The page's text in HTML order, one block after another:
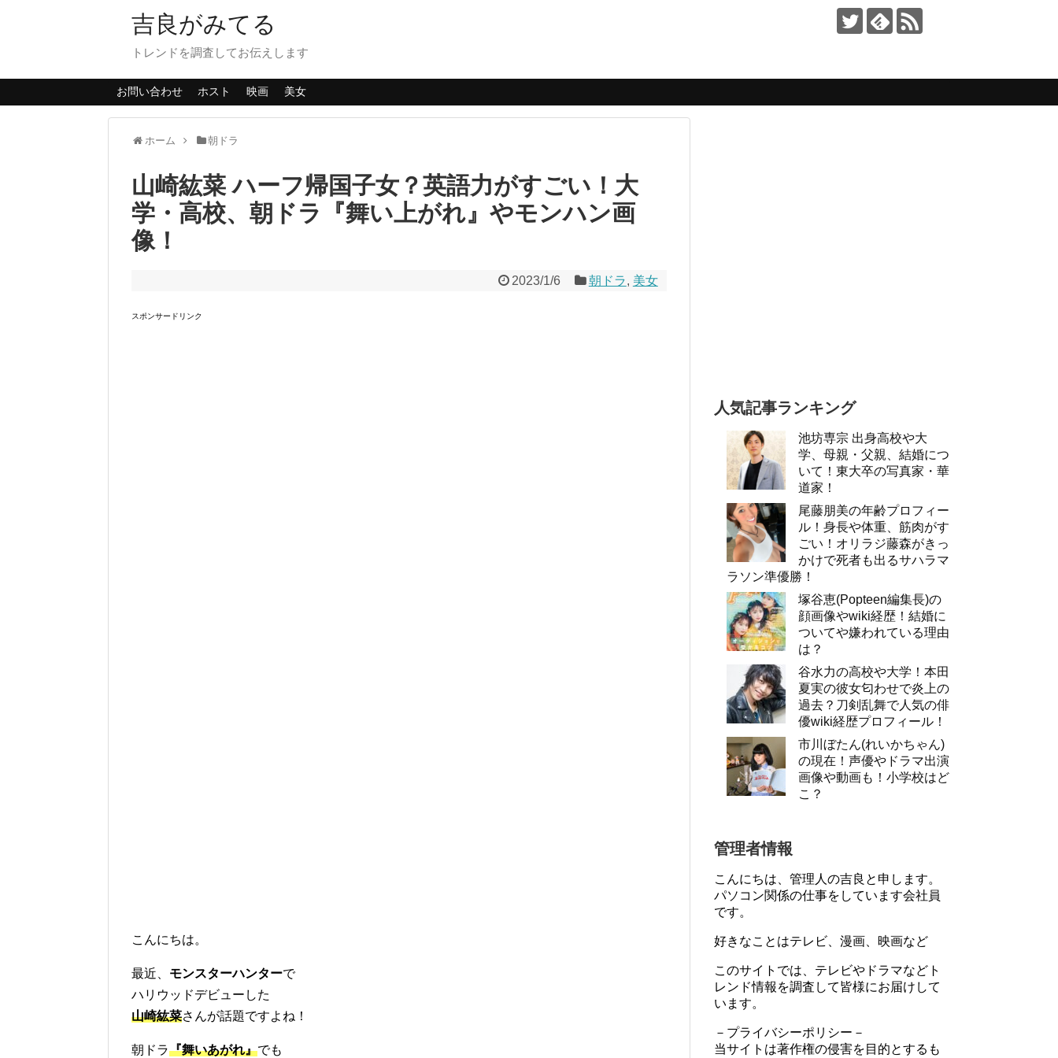
吉良がみてる
トレンドを調査してお伝えします
お問い合わせ ホスト 映画 美女
ホーム 朝ドラ
山崎紘菜 ハーフ帰国子女？英語力がすごい！大
学・高校、朝ドラ『舞い上がれ』やモンハン画
像！
2023/1/6 朝ドラ, 美女
スポンサードリンク
こんにちは。
最近、 モンスターハンターで
ハリウッドデビューした
山崎紘菜さんが話題ですよね！
朝ドラ『舞いあがれ』でも
人気記事ランキング
池坊専宗 出身高校や大
学、母親・父親、結婚につ
いて！東大卒の写真家・華
道家！
尾藤朋美の年齢プロフィー
ル！身長や体重、筋肉がす
ごい！オリラジ藤森がきっ
かけで死者も出るサハラマ
ラソン準優勝！
塚谷恵(Popteen編集長)の
顔画像やwiki経歴！結婚に
ついてや嫌われている理由
は？
谷水力の高校や大学！本田
夏実の彼女匂わせで炎上の
過去？刀剣乱舞で人気の俳
優wiki経歴プロフィール！
市川ぼたん(れいかちゃん)
の現在！声優やドラマ出演
画像や動画も！小学校はど
こ？
管理者情報
こんにちは、管理人の吉良と申します。
パソコン関係の仕事をしています会社員
です。
好きなことはテレビ、漫画、映画など
このサイトでは、テレビやドラマなどト
レンド情報を調査して皆様にお届けして
います。
－プライバシーポリシー－
当サイトは著作権の侵害を目的とするも